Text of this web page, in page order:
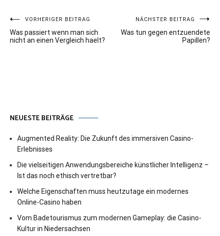
Beitragsnavigation
VORHERIGER BEITRAG
Was passiert wenn man sich
nicht an einen Vergleich haelt?
NÄCHSTER BEITRAG
Was tun gegen entzuendete
Papillen?
NEUESTE BEITRÄGE
Augmented Reality: Die Zukunft des immersiven Casino-
Erlebnisses
Die vielseitigen Anwendungsbereiche künstlicher Intelligenz –
Ist das noch ethisch vertretbar?
Welche Eigenschaften muss heutzutage ein modernes
Online-Casino haben
Vom Badetourismus zum modernen Gameplay: die Casino-
Kultur in Niedersachsen